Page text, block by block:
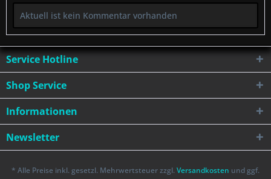
Aktuell ist kein Kommentar vorhanden
Service Hotline
Shop Service
Informationen
Newsletter
* Alle Preise inkl. gesetzl. Mehrwertsteuer zzgl. Versandkosten und ggf.